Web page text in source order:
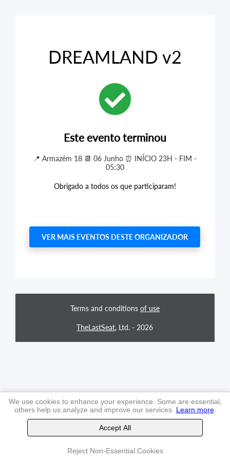
DREAMLAND v2
Este evento terminou
📍 Armazém 18 📆 06 Junho ⏰ INÍCIO 23H - FIM -
05:30
Obrigado a todos os que participaram!
VER MAIS EVENTOS DESTE ORGANIZADOR
Terms and conditions of use
TheLastSeat, Ltd. - 2026
We use cookies to enhance your experience. Some are essential,
others help us analyze and improve our services. Learn more.
Accept All
Reject Non-Essential Cookies